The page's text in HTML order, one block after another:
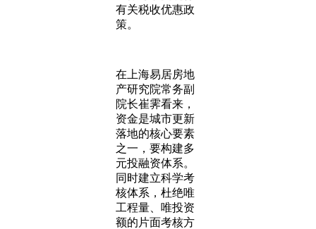
有关税收优惠政
策。
在上海易居房地
产研究院常务副
院长崔霁看来，
资金是城市更新
落地的核心要素
之一，要构建多
元投融资体系。
同时建立科学考
核体系，杜绝唯
工程量、唯投资
额的片面考核方